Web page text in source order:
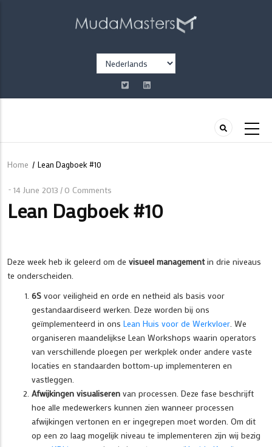
Select
your
language
Kruimelpad
Home / Lean Dagboek #10
14 June 2013 / 0 Comments
Lean Dagboek #10
Deze week heb ik geleerd om de visueel managementin drie niveaus
te onderscheiden.
6S voor veiligheid en orde en netheid als basis voor
gestandaardiseerd werken. Deze worden bij ons
geïmplementeerd in ons Lean Huis voor de Werkvloer. We
organiseren maandelijkse Lean Workshops waarin operators
van verschillende ploegen per werkplek onder andere vaste
locaties en standaarden bottom-up implementeren en
vastleggen.
Afwijkingen visualiseren van processen. Deze fase beschrijft
hoe alle medewerkers kunnen zien wanneer processen
afwijkingen vertonen en er ingegrepen moet worden. Om dit
op een zo laag mogelijk niveau te implementeren zijn wij bezig